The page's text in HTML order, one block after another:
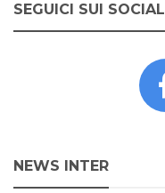
SEGUICI SUI SOCIAL
NEWS INTER